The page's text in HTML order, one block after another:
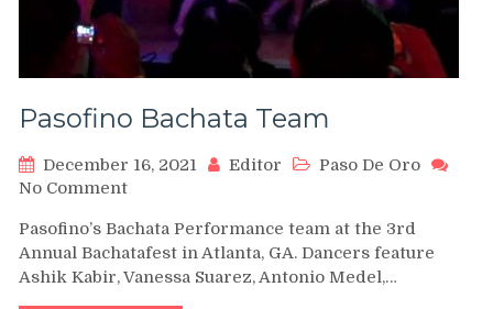
Pasofino Bachata Team
December 16, 2021 Editor
Paso De Oro
No Commenton
Bachata
Team
Pasofino’s Bachata Performance team at the 3rd
Annual Bachatafest in Atlanta, GA. Dancers feature
Ashik Kabir, Vanessa Suarez, Antonio Medel,…